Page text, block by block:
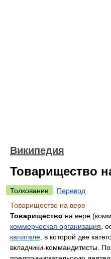
Википедия
Товарищество
Толкование
Перевод
Товарищество на вере
Товарищество на вере
коммерческая организация ,
капитале , в которой две
вкладчики-коммандитисты.